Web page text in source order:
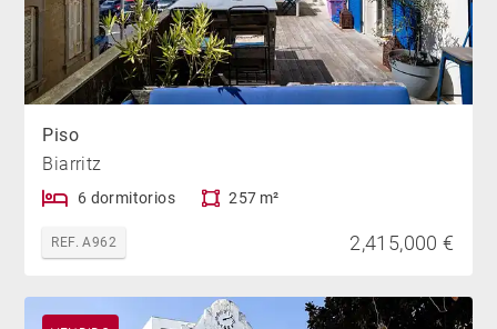
Piso
Biarritz
6 dormitorios 257 m²
REF. A962 2,415,000 €